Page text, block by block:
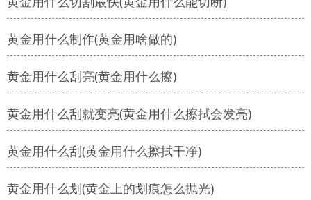
黄金用什么制作(黄金用啥做的)
黄金用什么刮亮(黄金用什么擦)
黄金用什么刮就变亮(黄金用什么擦拭会发亮)
黄金用什么刮(黄金用什么擦拭干净)
黄金用什么划(黄金上的划痕怎么抛光)